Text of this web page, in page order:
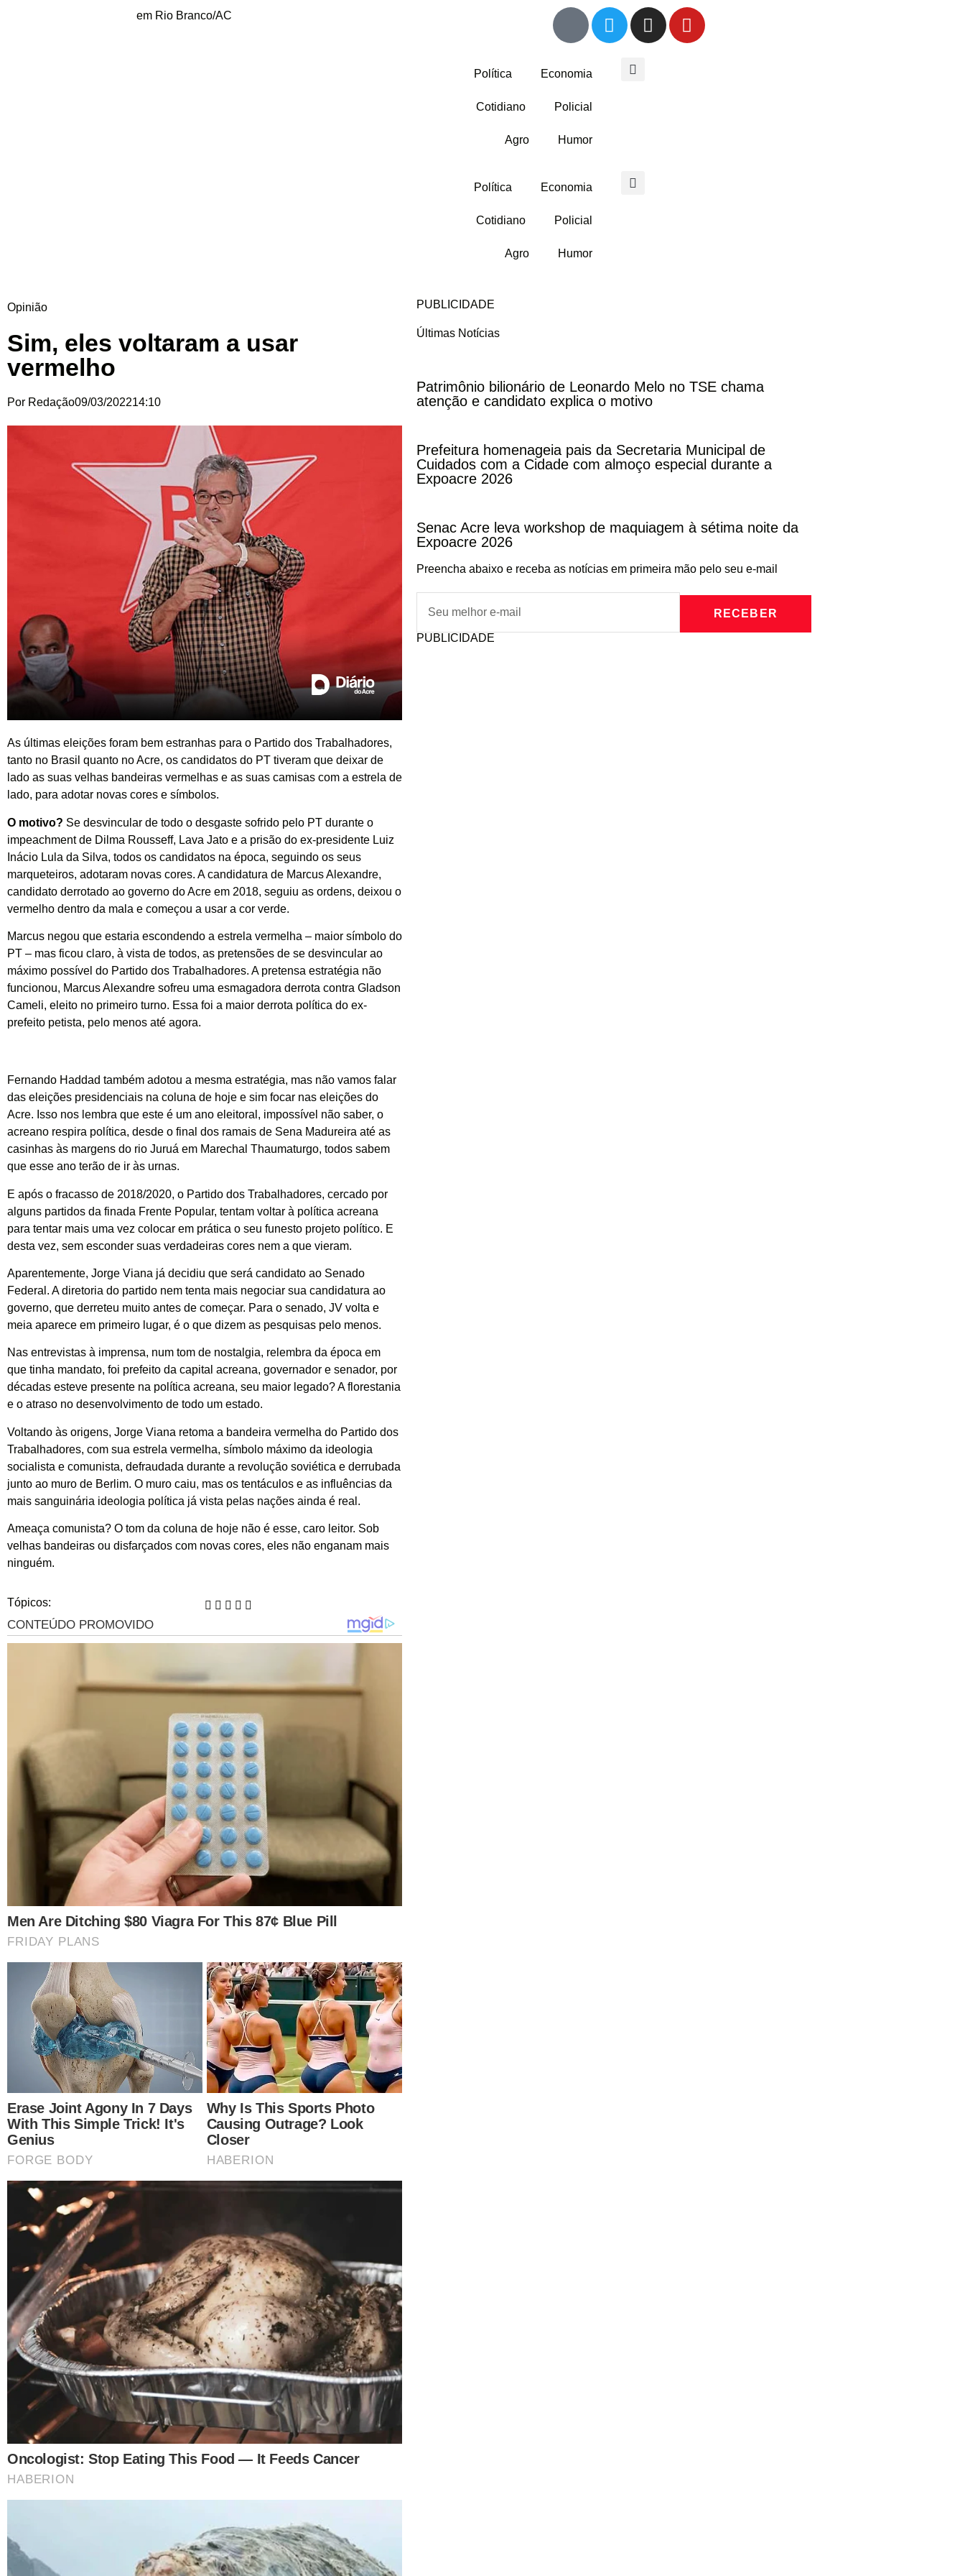
em Rio Branco/AC
Política Economia
Cotidiano Policial
Agro Humor
Política Economia
Cotidiano Policial
Agro Humor
Opinião
Sim, eles voltaram a usar
vermelho
Por Redação09/03/202214:10
As últimas eleições foram bem estranhas para o Partido dos Trabalhadores,
tanto no Brasil quanto no Acre, os candidatos do PT tiveram que deixar de
lado as suas velhas bandeiras vermelhas e as suas camisas com a estrela de
lado, para adotar novas cores e símbolos.
O motivo? Se desvincular de todo o desgaste sofrido pelo PT durante o
impeachment de Dilma Rousseff, Lava Jato e a prisão do ex-presidente Luiz
Inácio Lula da Silva, todos os candidatos na época, seguindo os seus
marqueteiros, adotaram novas cores. A candidatura de Marcus Alexandre,
candidato derrotado ao governo do Acre em 2018, seguiu as ordens, deixou o
vermelho dentro da mala e começou a usar a cor verde.
Marcus negou que estaria escondendo a estrela vermelha – maior símbolo do
PT – mas ficou claro, à vista de todos, as pretensões de se desvincular ao
máximo possível do Partido dos Trabalhadores. A pretensa estratégia não
funcionou, Marcus Alexandre sofreu uma esmagadora derrota contra Gladson
Cameli, eleito no primeiro turno. Essa foi a maior derrota política do ex-
prefeito petista, pelo menos até agora.
Fernando Haddad também adotou a mesma estratégia, mas não vamos falar
das eleições presidenciais na coluna de hoje e sim focar nas eleições do
Acre. Isso nos lembra que este é um ano eleitoral, impossível não saber, o
acreano respira política, desde o final dos ramais de Sena Madureira até as
casinhas às margens do rio Juruá em Marechal Thaumaturgo, todos sabem
que esse ano terão de ir às urnas.
E após o fracasso de 2018/2020, o Partido dos Trabalhadores, cercado por
alguns partidos da finada Frente Popular, tentam voltar à política acreana
para tentar mais uma vez colocar em prática o seu funesto projeto político. E
desta vez, sem esconder suas verdadeiras cores nem a que vieram.
Aparentemente, Jorge Viana já decidiu que será candidato ao Senado
Federal. A diretoria do partido nem tenta mais negociar sua candidatura ao
governo, que derreteu muito antes de começar. Para o senado, JV volta e
meia aparece em primeiro lugar, é o que dizem as pesquisas pelo menos.
Nas entrevistas à imprensa, num tom de nostalgia, relembra da época em
que tinha mandato, foi prefeito da capital acreana, governador e senador, por
décadas esteve presente na política acreana, seu maior legado? A florestania
e o atraso no desenvolvimento de todo um estado.
Voltando às origens, Jorge Viana retoma a bandeira vermelha do Partido dos
Trabalhadores, com sua estrela vermelha, símbolo máximo da ideologia
socialista e comunista, defraudada durante a revolução soviética e derrubada
junto ao muro de Berlim. O muro caiu, mas os tentáculos e as influências da
mais sanguinária ideologia política já vista pelas nações ainda é real.
Ameaça comunista? O tom da coluna de hoje não é esse, caro leitor. Sob
velhas bandeiras ou disfarçados com novas cores, eles não enganam mais
ninguém.
Tópicos:
PUBLICIDADE
Últimas Notícias
Patrimônio bilionário de Leonardo Melo no TSE chama
atenção e candidato explica o motivo
Prefeitura homenageia pais da Secretaria Municipal de
Cuidados com a Cidade com almoço especial durante a
Expoacre 2026
Senac Acre leva workshop de maquiagem à sétima noite da
Expoacre 2026
Preencha abaixo e receba as notícias em primeira mão pelo seu e-mail
RECEBER
PUBLICIDADE